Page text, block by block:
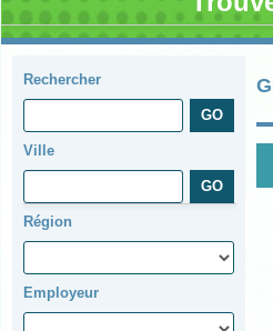
Rechercher
Ville
Région
Employeur